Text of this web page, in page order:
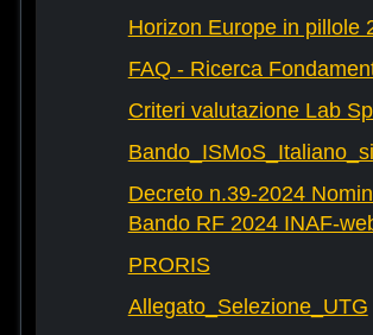
Horizon Europe in pillole
FAQ - Ricerca
Criteri valutazione Lab
Decreto n.39-2024
Bando RF 2024 INAF-
PRORIS
Allegato_Selezione_UTG